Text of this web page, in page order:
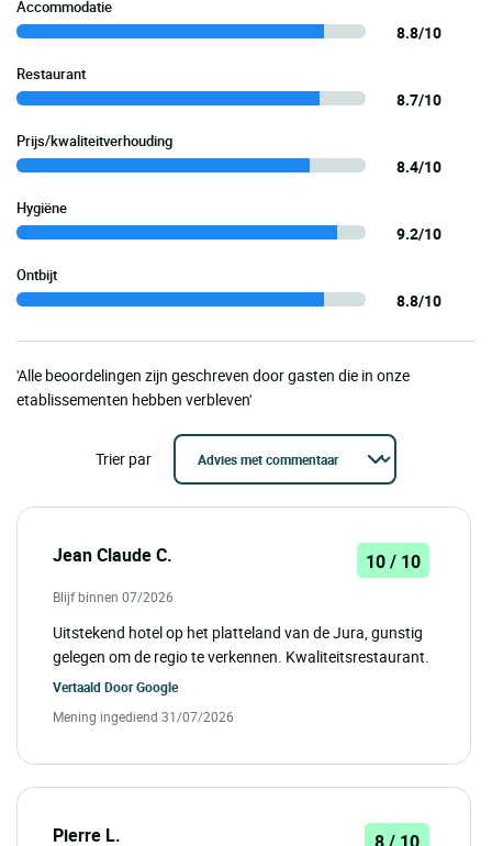
Accommodatie
8.8/10
Restaurant
8.7/10
Prijs/kwaliteitverhouding
8.4/10
Hygiëne
9.2/10
Ontbijt
8.8/10
'Alle beoordelingen zijn geschreven door gasten die in onze
etablissementen hebben verbleven'
Trier par
Jean Claude C. 10 / 10
Blijf binnen 07/2026
Uitstekend hotel op het platteland van de Jura, gunstig
gelegen om de regio te verkennen. Kwaliteitsrestaurant.
Vertaald DoorGoogle
Mening ingediend 31/07/2026
Pierre L.